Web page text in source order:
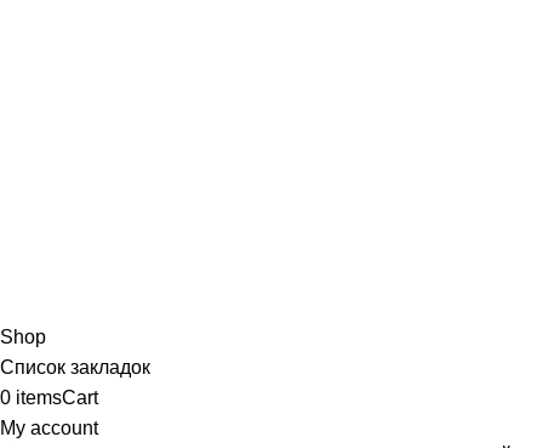
Shop
Список закладок
0 itemsCart
My account